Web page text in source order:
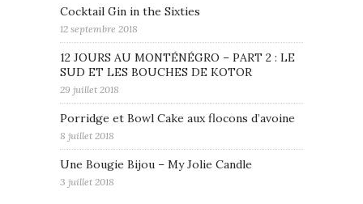
Cocktail Gin in the Sixties
12 septembre 2018
12 JOURS AU MONTÉNÉGRO – PART 2 : LE
SUD ET LES BOUCHES DE KOTOR
29 juillet 2018
Porridge et Bowl Cake aux flocons d’avoine
8 juillet 2018
Une Bougie Bijou – My Jolie Candle
3 juillet 2018